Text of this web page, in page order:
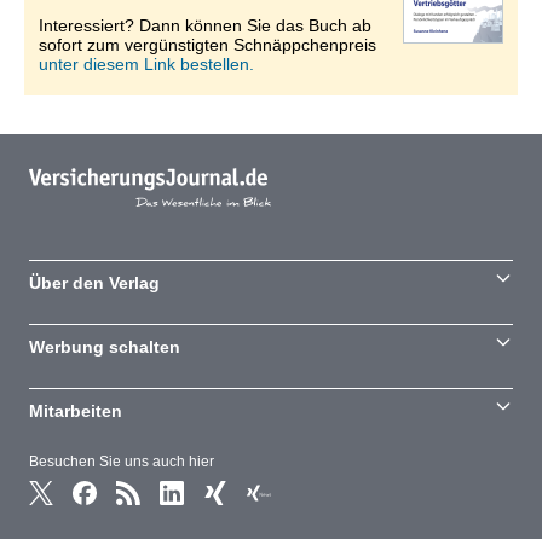
Interessiert? Dann können Sie das Buch ab
sofort zum vergünstigten Schnäppchenpreis
unter diesem Link bestellen.
Besuchen Sie uns auch hier
Über den Verlag
Werbung schalten
Mitarbeiten